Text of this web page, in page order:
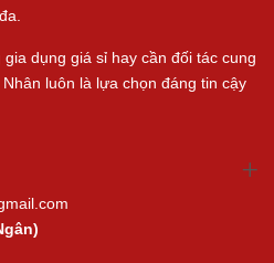
dụng giá sỉ hay cần đối tác cung
luôn là lựa chọn đáng tin cậy